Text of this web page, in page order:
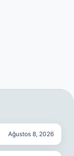
Ağustos 8, 2026